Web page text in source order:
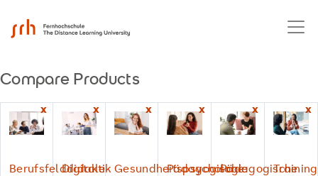
Compare Products
x x x x x x
Berufsfelddidaktik
Digitale
Gesundheitspsychologie
PädagogischePädagogische
Training